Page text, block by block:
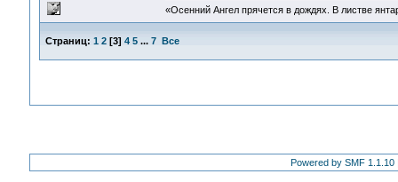
«Осенний Ангел прячется в дождях. В листве
Страниц: 1 2[3] 4 5 ... 7 Все
Powered by SMF 1.1.10